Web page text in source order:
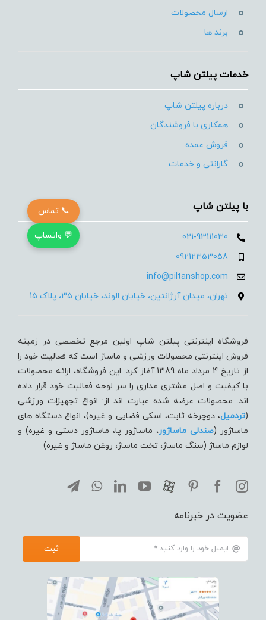
ارسال محصولات
برند ها
خدمات پیلتن شاپ
درباره پیلتن شاپ
همکاری با فروشندگان
فروش عمده
گارانتی و خدمات
با پیلتن شاپ
021-93111030
09212353058
info@piltanshop.com
تهران، میدان آرژانتین، خیابان الوند، خیابان 35، پلاک 15
فروشگاه اینترنتی پیلتن شاپ اولین مرجع تخصصی در زمینه
فروش اینترنتی محصولات ورزشی و ماساژ است که فعالیت خود را
از تاریخ 4 مرداد ماه 1389 آغاز کرد. این فروشگاه، ارائه محصولات
با کیفیت و اصل مشتری مداری را سر لوحه فعالیت خود قرار داده
اند. محصولات عرضه شده عبارت اند از: انواع تجهیزات ورزشی
(تردميل، دوچرخه ثابت، اسکی فضایی و غیره)، انواع دستگاه های
ماساژور (صندلی ماساژور، ماساژور پا، ماساژور دستی و غیره) و
لوازم ماساژ (سنگ ماساژ، تخت ماساژ، روغن ماساژ و غیره)
عضویت در خبرنامه
ثبت
📞 تماس
💬 واتساپ